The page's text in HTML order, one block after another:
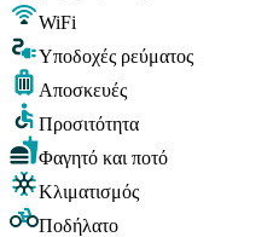
WiFi
Υποδοχές ρεύματος
Αποσκευές
Προσιτότητα
Φαγητό και ποτό
Κλιματισμός
Ποδήλατο